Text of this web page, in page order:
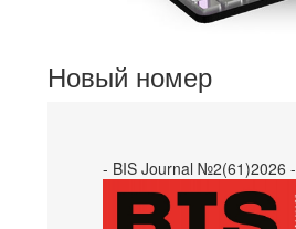
Новый номер
- BIS Journal №2(61)2026 -